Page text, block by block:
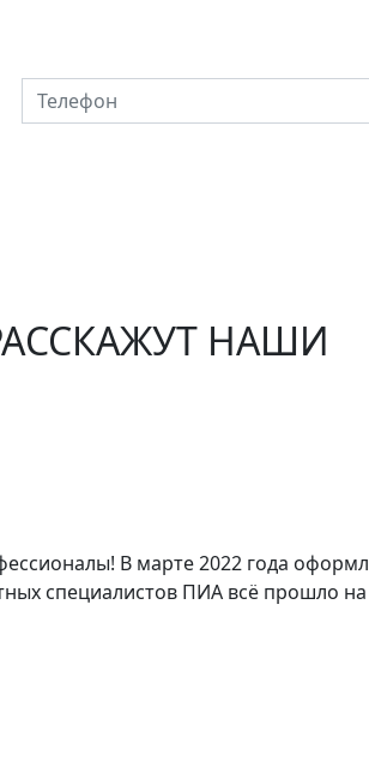
Телефон
НАШИ
В марте 2022 года
специалистов ПИА всё прошло